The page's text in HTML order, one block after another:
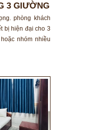
3 GIƯỜNG
phòng khách
bị hiện đại cho 3
nhóm nhiều